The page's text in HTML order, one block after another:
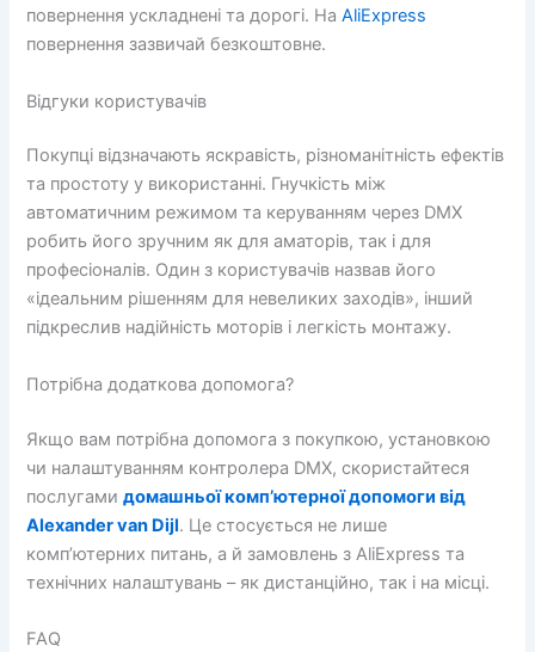
повернення ускладнені та дорогі. НаAliExpress
повернення зазвичай безкоштовне.
Відгуки користувачів
Покупці відзначають яскравість, різноманітність ефектів
та простоту у використанні. Гнучкість між
автоматичним режимом та керуванням через DMX
робить його зручним як для аматорів, так і для
професіоналів. Один з користувачів назвав його
«ідеальним рішенням для невеликих заходів», інший
підкреслив надійність моторів і легкість монтажу.
Потрібна додаткова допомога?
Якщо вам потрібна допомога з покупкою, установкою
чи налаштуванням контролера DMX, скористайтеся
послугамидомашньої комп’ютерної допомоги від
Alexander van Dijl. Це стосується не лише
комп’ютерних питань, а й замовлень з AliExpress та
технічних налаштувань – як дистанційно, так і на місці.
FAQ